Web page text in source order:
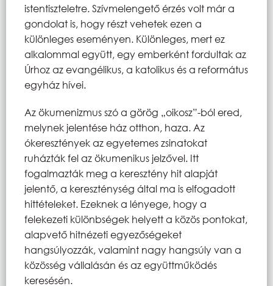
istentiszteletre. Szívmelengető érzés volt már a
gondolat is, hogy részt vehetek ezen a
különleges eseményen. Különleges, mert ez
alkalommal együtt, egy emberként fordultak az
Úrhoz az evangélikus, a katolikus és a református
egyház hívei.
Az ökumenizmus szó a görög „oikosz”-ból ered,
melynek jelentése ház otthon, haza. Az
ókeresztények az egyetemes zsinatokat
ruházták fel az ökumenikus jelzővel. Itt
fogalmazták meg a keresztény hit alapját
jelentő, a kereszténység által ma is elfogadott
hittételeket. Ezeknek a lényege, hogy a
felekezeti különbségek helyett a közös pontokat,
alapvető hitnézeti egyezőségeket
hangsúlyozzák, valamint nagy hangsúly van a
közösség vállalásán és az együttműködés
keresésén.